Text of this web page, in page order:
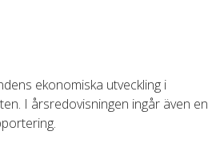
ekonomiska utveckling i
I årsredovisningen ingår även en